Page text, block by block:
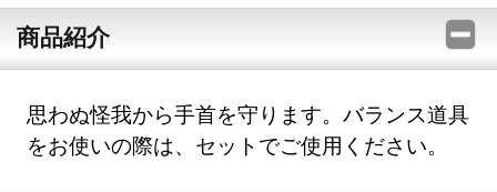
商品紹介
思わぬ怪我から手首を守ります。バランス道具
をお使いの際は、セットでご使用ください。